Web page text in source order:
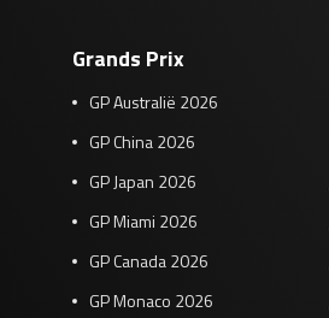
Grands Prix
GP Australië 2026
GP China 2026
GP Japan 2026
GP Miami 2026
GP Canada 2026
GP Monaco 2026